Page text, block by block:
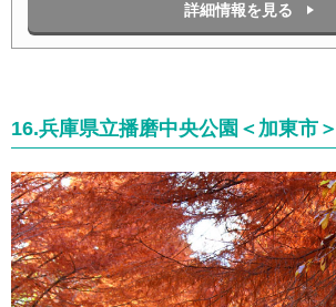
詳細情報を見る
16.兵庫県立播磨中央公園＜加東市＞